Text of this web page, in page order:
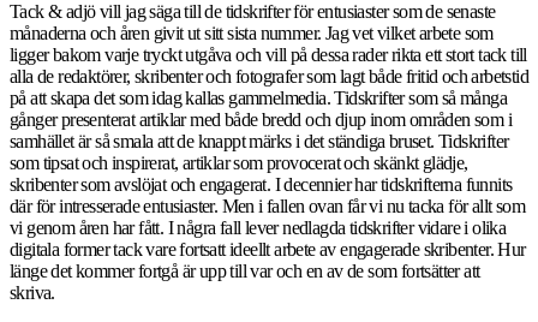
Tack & adjö vill jag säga till de tidskrifter för entusiaster som de senaste
månaderna och åren givit ut sitt sista nummer. Jag vet vilket arbete som
ligger bakom varje tryckt utgåva och vill på dessa rader rikta ett stort tack till
alla de redaktörer, skribenter och fotografer som lagt både fritid och arbetstid
på att skapa det som idag kallas gammelmedia. Tidskrifter som så många
gånger presenterat artiklar med både bredd och djup inom områden som i
samhället är så smala att de knappt märks i det ständiga bruset. Tidskrifter
som tipsat och inspirerat, artiklar som provocerat och skänkt glädje,
skribenter som avslöjat och engagerat. I decennier har tidskrifterna funnits
där för intresserade entusiaster. Men i fallen ovan får vi nu tacka för allt som
vi genom åren har fått. I några fall lever nedlagda tidskrifter vidare i olika
digitala former tack vare fortsatt ideellt arbete av engagerade skribenter. Hur
länge det kommer fortgå är upp till var och en av de som fortsätter att
skriva.